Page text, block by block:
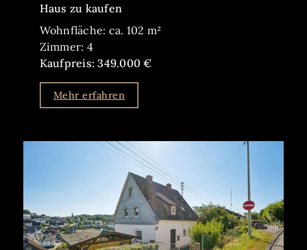
Haus zu kaufen
Wohnfläche: ca. 102 m²
Zimmer: 4
Kaufpreis: 349.000 €
Mehr erfahren